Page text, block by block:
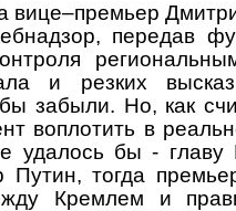
вице–премьер
передав
и резких
забыли. Но, как
воплотить в
удалось бы - главу
тогда
Кремлем и